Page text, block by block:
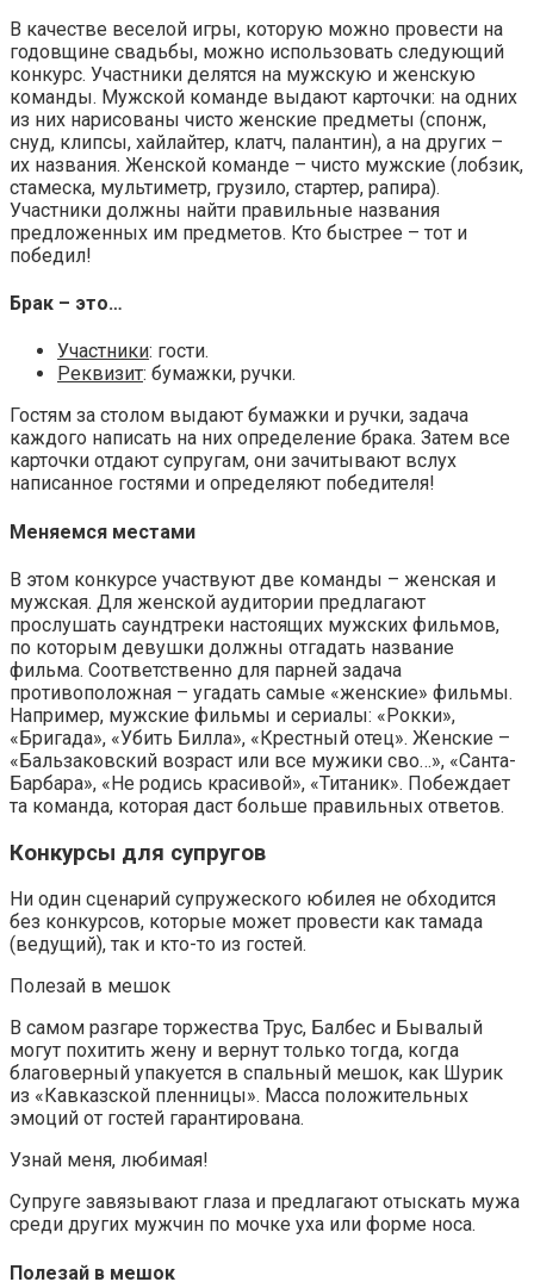
В качестве веселой игры, которую можно провести на
годовщине свадьбы, можно использовать следующий
конкурс. Участники делятся на мужскую и женскую
команды. Мужской команде выдают карточки: на одних
из них нарисованы чисто женские предметы (спонж,
снуд, клипсы, хайлайтер, клатч, палантин), а на других –
их названия. Женской команде – чисто мужские (лобзик,
стамеска, мультиметр, грузило, стартер, рапира).
Участники должны найти правильные названия
предложенных им предметов. Кто быстрее – тот и
победил!
Брак – это…
Участники: гости.
Реквизит: бумажки, ручки.
Гостям за столом выдают бумажки и ручки, задача
каждого написать на них определение брака. Затем все
карточки отдают супругам, они зачитывают вслух
написанное гостями и определяют победителя!
Меняемся местами
В этом конкурсе участвуют две команды – женская и
мужская. Для женской аудитории предлагают
прослушать саундтреки настоящих мужских фильмов,
по которым девушки должны отгадать название
фильма. Соответственно для парней задача
противоположная – угадать самые «женские» фильмы.
Например, мужские фильмы и сериалы: «Рокки»,
«Бригада», «Убить Билла», «Крестный отец». Женские –
«Бальзаковский возраст или все мужики сво…», «Санта-
Барбара», «Не родись красивой», «Титаник». Побеждает
та команда, которая даст больше правильных ответов.
Конкурсы для супругов
Ни один сценарий супружеского юбилея не обходится
без конкурсов, которые может провести как тамада
(ведущий), так и кто-то из гостей.
Полезай в мешок
В самом разгаре торжества Трус, Балбес и Бывалый
могут похитить жену и вернут только тогда, когда
благоверный упакуется в спальный мешок, как Шурик
из «Кавказской пленницы». Масса положительных
эмоций от гостей гарантирована.
Узнай меня, любимая!
Супруге завязывают глаза и предлагают отыскать мужа
среди других мужчин по мочке уха или форме носа.
Полезай в мешок